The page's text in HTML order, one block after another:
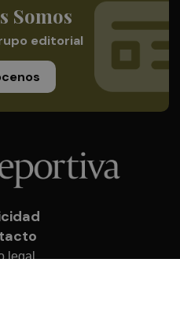
Somos
editorial
legal